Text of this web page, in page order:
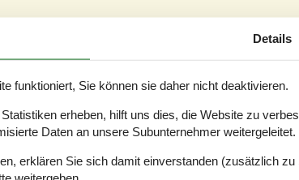
Varnäs - 6200 - Aabenraa
Details
funktioniert, Sie können sie daher nicht deaktivieren.
erheben, hilft uns dies, die Website zu
Daten an unsere Subunternehmer weitergeleitet.
erklären Sie sich damit einverstanden (zusätzlich